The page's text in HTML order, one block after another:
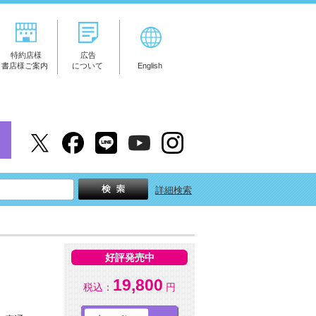
特約店様
書店様ご案内
広告
について
English
詳細検索
好評発売中
税込： 19,800 円